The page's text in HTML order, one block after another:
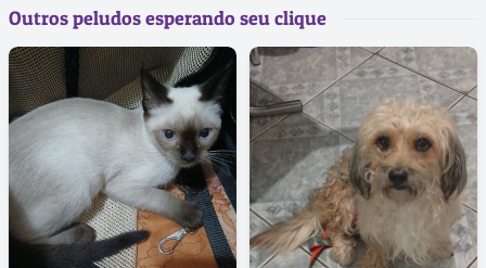
Outros peludos esperando seu clique